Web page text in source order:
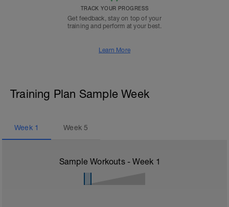
TRACK YOUR PROGRESS
Get feedback, stay on top of your
training and perform at your best.
Learn More
Training Plan Sample Week
Week 1 Week5
Sample Workouts - Week 1